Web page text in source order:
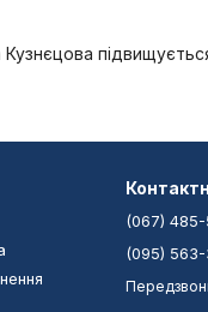
(067) 485-
(095)